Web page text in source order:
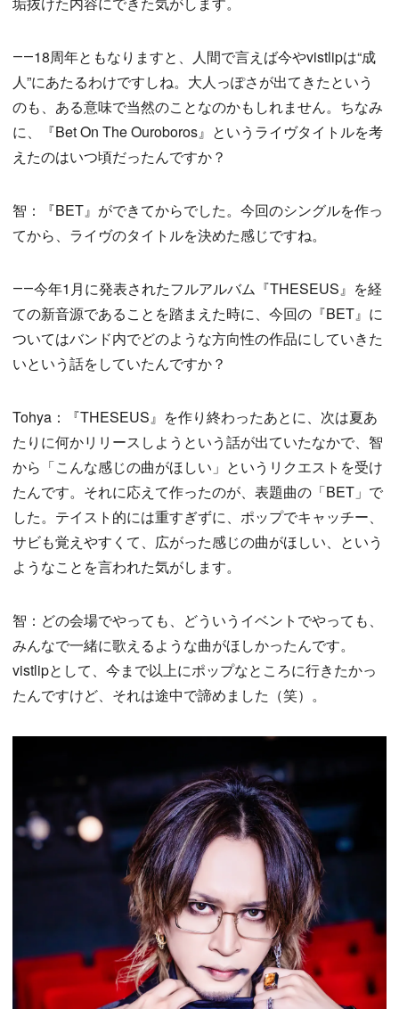
――18周年ともなりますと、人間で言えば今やvistlipは“成
人”にあたるわけですしね。大人っぽさが出てきたという
のも、ある意味で当然のことなのかもしれません。ちなみ
に、『Bet On The Ouroboros』というライヴタイトルを考
えたのはいつ頃だったんですか？
智：『BET』ができてからでした。今回のシングルを作っ
てから、ライヴのタイトルを決めた感じですね。
――今年1月に発表されたフルアルバム『THESEUS』を経
ての新音源であることを踏まえた時に、今回の『BET』に
ついてはバンド内でどのような方向性の作品にしていきた
いという話をしていたんですか？
Tohya：『THESEUS』を作り終わったあとに、次は夏あ
たりに何かリリースしようという話が出ていたなかで、智
から「こんな感じの曲がほしい」というリクエストを受け
たんです。それに応えて作ったのが、表題曲の「BET」で
した。テイスト的には重すぎずに、ポップでキャッチー、
サビも覚えやすくて、広がった感じの曲がほしい、という
ようなことを言われた気がします。
智：どの会場でやっても、どういうイベントでやっても、
みんなで一緒に歌えるような曲がほしかったんです。
vistlipとして、今まで以上にポップなところに行きたかっ
たんですけど、それは途中で諦めました（笑）。